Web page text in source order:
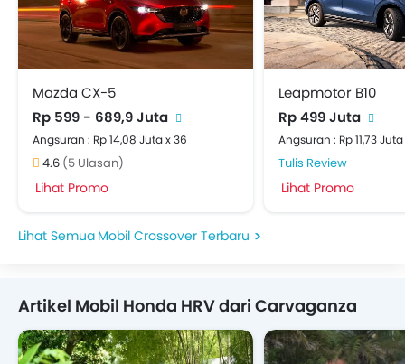
Mazda CX-5
Rp 599 - 689,9 Juta
Angsuran : Rp 14,08 Juta x 36
4.6 (5 Ulasan)
Lihat Promo
Leapmotor B10
Rp 499 Juta
Angsuran : Rp 11,73
Tulis Review
Lihat Promo
Mobil Crossover Terbaru
Artikel Mobil Honda HRV dari Carvaganza